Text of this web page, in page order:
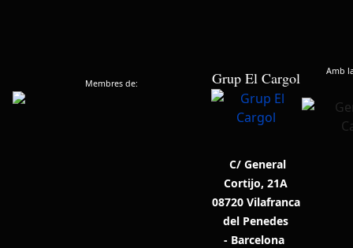
Membres de: Grup El Cargol Amb
C/ General
Cortijo, 21A
08720 Vilafranca
del Penedes
- Barcelona